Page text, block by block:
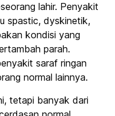
lahir. Penyakit
spastic, dyskinetik,
kondisi yang
parah.
saraf ringan
normal lainnya.
tetapi banyak dari